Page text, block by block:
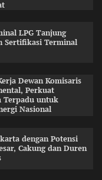
LPG Tanjung
Sertifikasi Terminal
Dewan Komisaris
Perkuat
Terpadu untuk
Nasional
dengan Potensi
Cakung dan Duren